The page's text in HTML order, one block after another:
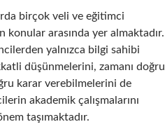
birçok veli ve eğitimci
konular arasında yer almaktadır.
yalnızca bilgi sahibi
düşünmelerini, zamanı doğru
karar verebilmelerini de
akademik çalışmalarını
taşımaktadır.